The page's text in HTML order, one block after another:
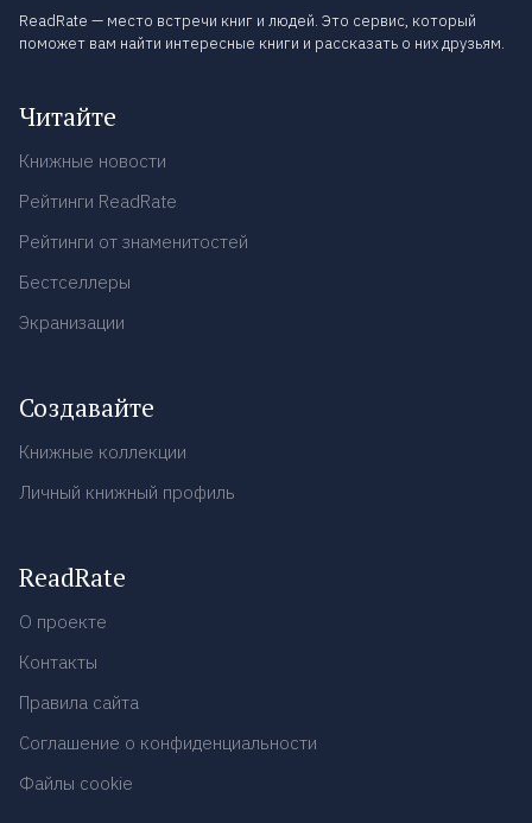
ReadRate — место встречи книг и людей. Это сервис, который
поможет вам найти интересные книги и рассказать о них друзьям.
Читайте
Книжные новости
Рейтинги ReadRate
Рейтинги от знаменитостей
Бестселлеры
Экранизации
Создавайте
Книжные коллекции
Личный книжный профиль
ReadRate
О проекте
Контакты
Правила сайта
Соглашение о конфиденциальности
Файлы cookie